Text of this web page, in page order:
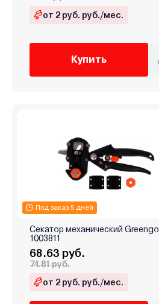
от 2 руб. руб./мес.
Купить
Под заказ 5 дней
Секатор механический Greengo
1003811
68.63 руб.
74.81 руб.
от 2 руб. руб./мес.